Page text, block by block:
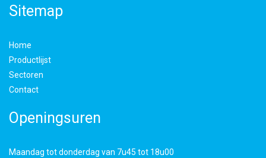
Sitemap
Home
Productlijst
Sectoren
Contact
Openingsuren
Maandag tot donderdag van 7u45 tot 18u00